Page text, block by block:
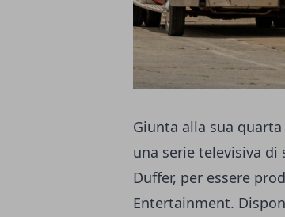
Giunta alla sua
una serie televisiva di
Duffer, per essere
Entertainment.